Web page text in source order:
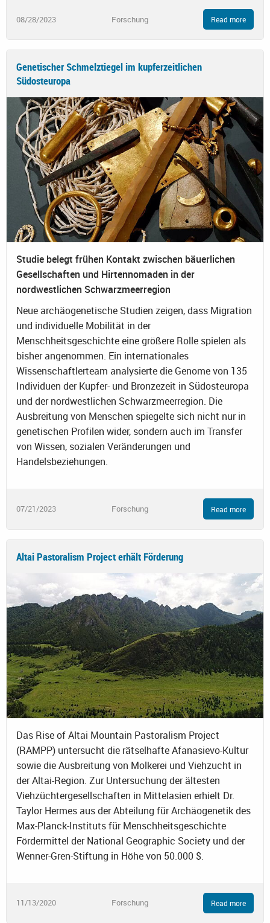
08/28/2023 Forschung Read more
Genetischer Schmelztiegel im kupferzeitlichen
Südosteuropa
Studie belegt frühen Kontakt zwischen bäuerlichen
Gesellschaften und Hirtennomaden in der
nordwestlichen Schwarzmeerregion
Neue archäogenetische Studien zeigen, dass Migration
und individuelle Mobilität in der
Menschheitsgeschichte eine größere Rolle spielen als
bisher angenommen. Ein internationales
Wissenschaftlerteam analysierte die Genome von 135
Individuen der Kupfer- und Bronzezeit in Südosteuropa
und der nordwestlichen Schwarzmeerregion. Die
Ausbreitung von Menschen spiegelte sich nicht nur in
genetischen Profilen wider, sondern auch im Transfer
von Wissen, sozialen Veränderungen und
Handelsbeziehungen.
07/21/2023 Forschung Read more
Altai Pastoralism Project erhält Förderung
Das Rise of Altai Mountain Pastoralism Project
(RAMPP) untersucht die rätselhafte Afanasievo-Kultur
sowie die Ausbreitung von Molkerei und Viehzucht in
der Altai-Region. Zur Untersuchung der ältesten
Viehzüchtergesellschaften in Mittelasien erhielt Dr.
Taylor Hermes aus der Abteilung für Archäogenetik des
Max-Planck-Instituts für Menschheitsgeschichte
Fördermittel der National Geographic Society und der
Wenner-Gren-Stiftung in Höhe von 50.000 $.
11/13/2020 Forschung Read more